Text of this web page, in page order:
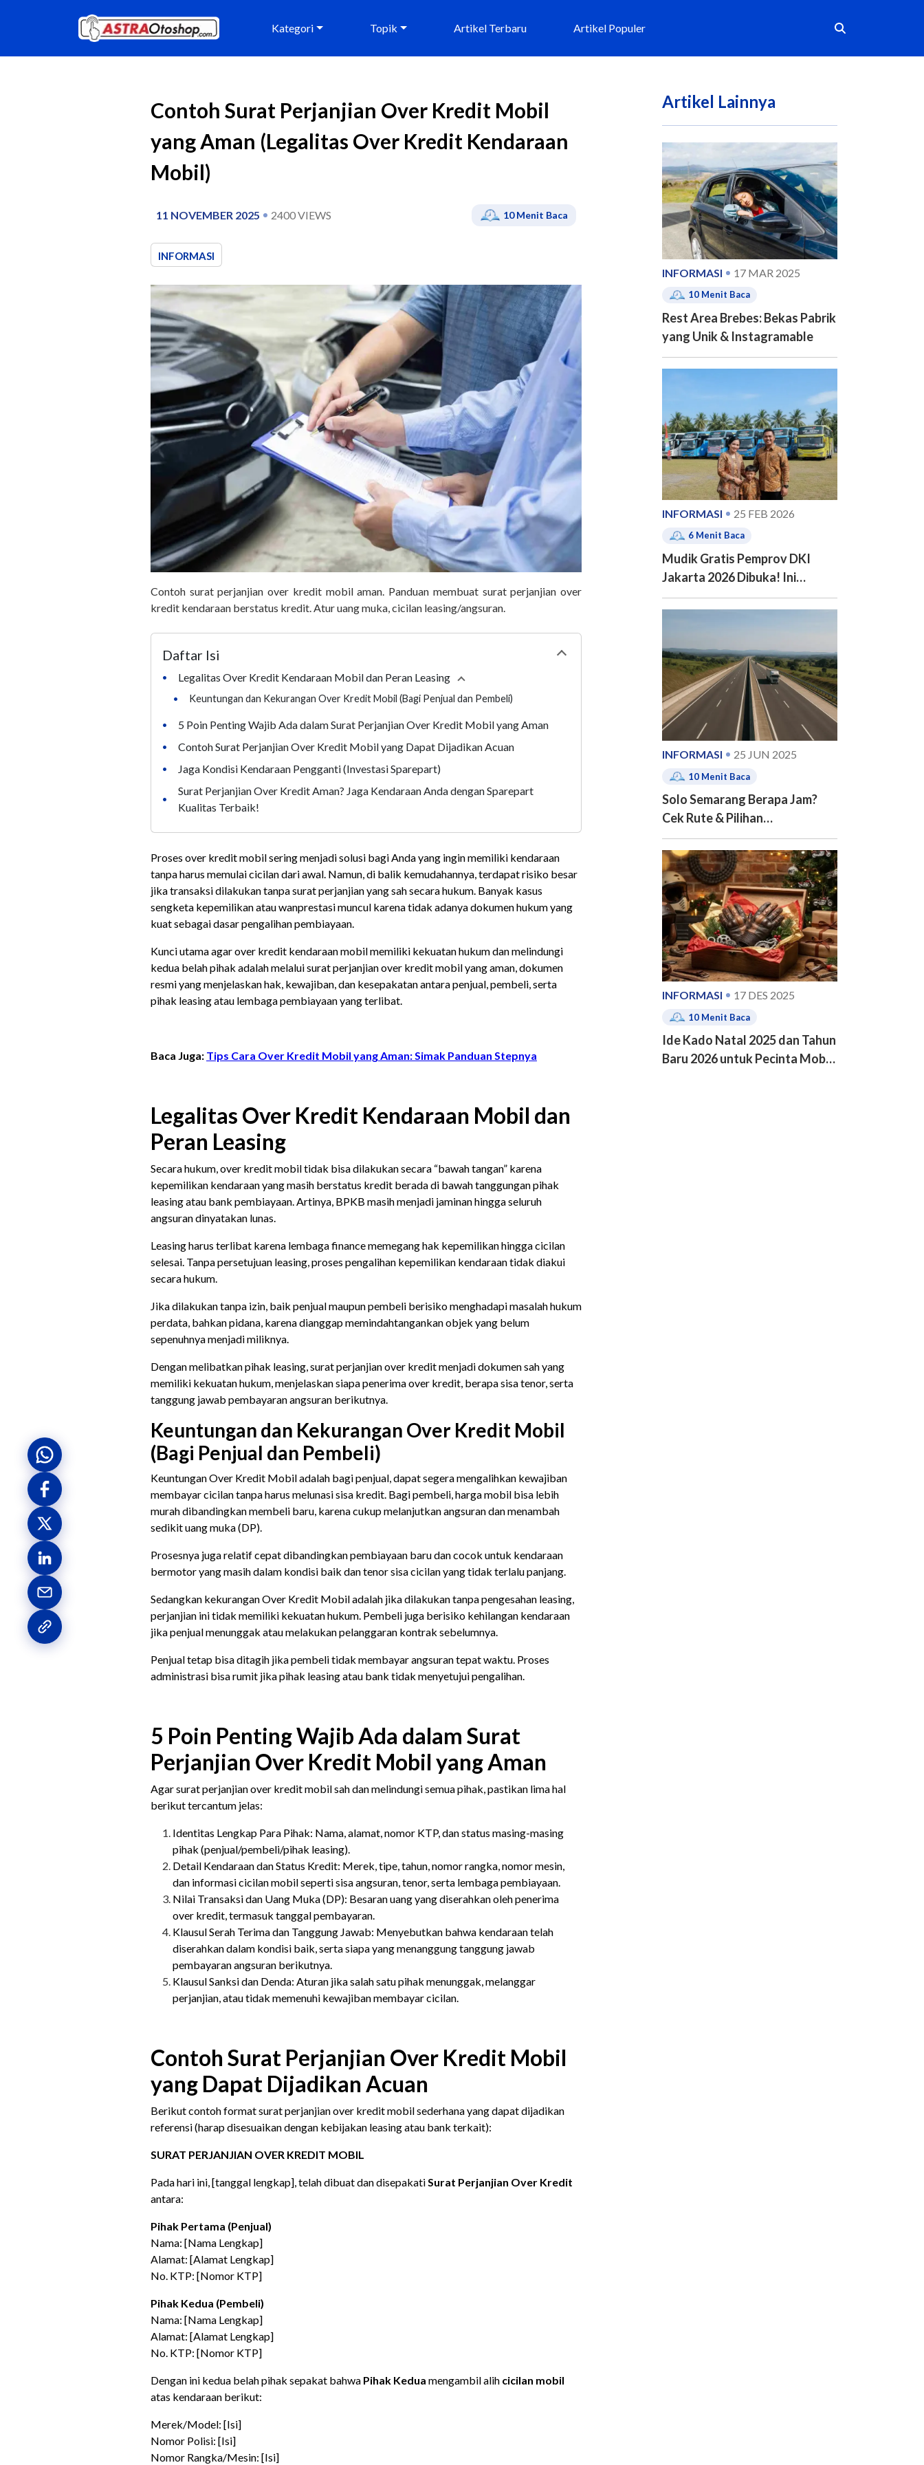
Kategori Topik Artikel Terbaru Artikel Populer
Contoh Surat Perjanjian Over Kredit Mobil
yang Aman (Legalitas Over Kredit Kendaraan
Mobil)
11 NOVEMBER 2025 2400VIEWS 10Menit Baca
INFORMASI
Contoh surat perjanjian over kredit mobil aman. Panduan membuat surat perjanjian over
kredit kendaraan berstatus kredit. Atur uang muka, cicilan leasing/angsuran.
Daftar Isi
table of contents
•
Legalitas Over Kredit Kendaraan Mobil dan Peran Leasing Collapse
•
Keuntungan dan Kekurangan Over Kredit Mobil (Bagi Penjual dan Pembeli)
• 5 Poin Penting Wajib Ada dalam Surat Perjanjian Over Kredit Mobil yang Aman
• Contoh Surat Perjanjian Over Kredit Mobil yang Dapat Dijadikan Acuan
• Jaga Kondisi Kendaraan Pengganti (Investasi Sparepart)
•
Surat Perjanjian Over Kredit Aman? Jaga Kendaraan Anda dengan Sparepart
Kualitas Terbaik!
Proses over kredit mobil sering menjadi solusi bagi Anda yang ingin memiliki kendaraan
tanpa harus memulai cicilan dari awal. Namun, di balik kemudahannya, terdapat risiko besar
jika transaksi dilakukan tanpa surat perjanjian yang sah secara hukum. Banyak kasus
sengketa kepemilikan atau wanprestasi muncul karena tidak adanya dokumen hukum yang
kuat sebagai dasar pengalihan pembiayaan.
Kunci utama agar over kredit kendaraan mobil memiliki kekuatan hukum dan melindungi
kedua belah pihak adalah melalui surat perjanjian over kredit mobil yang aman, dokumen
resmi yang menjelaskan hak, kewajiban, dan kesepakatan antara penjual, pembeli, serta
pihak leasing atau lembaga pembiayaan yang terlibat.
Baca Juga: Tips Cara Over Kredit Mobil yang Aman: Simak Panduan Stepnya
Legalitas Over Kredit Kendaraan Mobil dan
Peran Leasing
Secara hukum, over kredit mobil tidak bisa dilakukan secara “bawah tangan” karena
kepemilikan kendaraan yang masih berstatus kredit berada di bawah tanggungan pihak
leasing atau bank pembiayaan. Artinya, BPKB masih menjadi jaminan hingga seluruh
angsuran dinyatakan lunas.
Leasing harus terlibat karena lembaga finance memegang hak kepemilikan hingga cicilan
selesai. Tanpa persetujuan leasing, proses pengalihan kepemilikan kendaraan tidak diakui
secara hukum.
Jika dilakukan tanpa izin, baik penjual maupun pembeli berisiko menghadapi masalah hukum
perdata, bahkan pidana, karena dianggap memindahtangankan objek yang belum
sepenuhnya menjadi miliknya.
Dengan melibatkan pihak leasing, surat perjanjian over kredit menjadi dokumen sah yang
memiliki kekuatan hukum, menjelaskan siapa penerima over kredit, berapa sisa tenor, serta
tanggung jawab pembayaran angsuran berikutnya.
Keuntungan dan Kekurangan Over Kredit Mobil
(Bagi Penjual dan Pembeli)
Keuntungan Over Kredit Mobil adalah bagi penjual, dapat segera mengalihkan kewajiban
membayar cicilan tanpa harus melunasi sisa kredit. Bagi pembeli, harga mobil bisa lebih
murah dibandingkan membeli baru, karena cukup melanjutkan angsuran dan menambah
sedikit uang muka (DP).
Prosesnya juga relatif cepat dibandingkan pembiayaan baru dan cocok untuk kendaraan
bermotor yang masih dalam kondisi baik dan tenor sisa cicilan yang tidak terlalu panjang.
Sedangkan kekurangan Over Kredit Mobil adalah jika dilakukan tanpa pengesahan leasing,
perjanjian ini tidak memiliki kekuatan hukum. Pembeli juga berisiko kehilangan kendaraan
jika penjual menunggak atau melakukan pelanggaran kontrak sebelumnya.
Penjual tetap bisa ditagih jika pembeli tidak membayar angsuran tepat waktu. Proses
administrasi bisa rumit jika pihak leasing atau bank tidak menyetujui pengalihan.
5 Poin Penting Wajib Ada dalam Surat
Perjanjian Over Kredit Mobil yang Aman
Agar surat perjanjian over kredit mobil sah dan melindungi semua pihak, pastikan lima hal
berikut tercantum jelas:
Identitas Lengkap Para Pihak: Nama, alamat, nomor KTP, dan status masing-masing
pihak (penjual/pembeli/pihak leasing).
Detail Kendaraan dan Status Kredit: Merek, tipe, tahun, nomor rangka, nomor mesin,
dan informasi cicilan mobil seperti sisa angsuran, tenor, serta lembaga pembiayaan.
Nilai Transaksi dan Uang Muka (DP): Besaran uang yang diserahkan oleh penerima
over kredit, termasuk tanggal pembayaran.
Klausul Serah Terima dan Tanggung Jawab: Menyebutkan bahwa kendaraan telah
diserahkan dalam kondisi baik, serta siapa yang menanggung tanggung jawab
pembayaran angsuran berikutnya.
Klausul Sanksi dan Denda: Aturan jika salah satu pihak menunggak, melanggar
perjanjian, atau tidak memenuhi kewajiban membayar cicilan.
Contoh Surat Perjanjian Over Kredit Mobil
yang Dapat Dijadikan Acuan
Berikut contoh format surat perjanjian over kredit mobil sederhana yang dapat dijadikan
referensi (harap disesuaikan dengan kebijakan leasing atau bank terkait):
SURAT PERJANJIAN OVER KREDIT MOBIL
Pada hari ini, [tanggal lengkap], telah dibuat dan disepakatiSurat Perjanjian Over Kredit
antara:
Pihak Pertama (Penjual)
Nama: [Nama Lengkap]
Alamat: [Alamat Lengkap]
No. KTP: [Nomor KTP]
Pihak Kedua (Pembeli)
Nama: [Nama Lengkap]
Alamat: [Alamat Lengkap]
No. KTP: [Nomor KTP]
Dengan ini kedua belah pihak sepakat bahwa Pihak Kedua mengambil alih cicilan mobil
atas kendaraan berikut:
Merek/Model: [Isi]
Nomor Polisi: [Isi]
Nomor Rangka/Mesin: [Isi]
Artikel Lainnya
INFORMASI 17 MAR 2025
10 Menit Baca
Rest Area Brebes: Bekas Pabrik
yang Unik & Instagramable
INFORMASI 25 FEB 2026
6 Menit Baca
Mudik Gratis Pemprov DKI
Jakarta 2026 Dibuka! Ini
Jadwal, 20 Kota Tujuan dan
Cara Pendaftarannya
INFORMASI 25 JUN 2025
10 Menit Baca
Solo Semarang Berapa Jam?
Cek Rute & Pilihan
Transportasinya
INFORMASI 17 DES 2025
10 Menit Baca
Ide Kado Natal 2025 dan Tahun
Baru 2026 untuk Pecinta Mobil